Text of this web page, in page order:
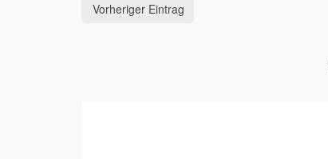
Vorheriger Eintrag